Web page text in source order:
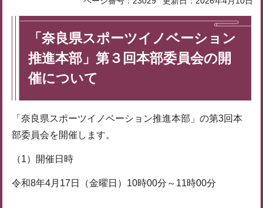
「奈良県スポーツイノベーション
推進本部」第３回本部委員会の開
催について
「奈良県スポーツイノベーション推進本部」の第3回本
部委員会を開催します。
（1）開催日時
令和8年4月17日（金曜日）10時00分～11時00分